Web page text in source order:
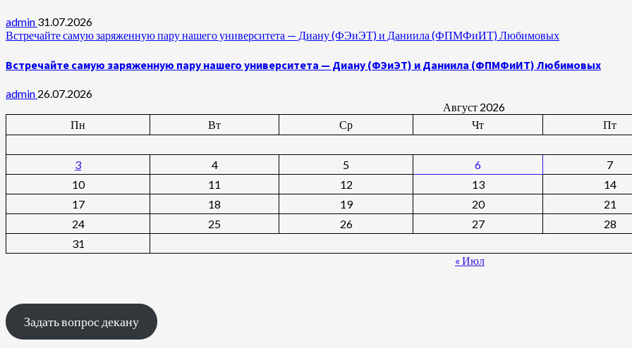
admin 31.07.2026
Встречайте самую заряженную пару нашего университета — Диану (ФЭиЭТ) и Даниила (ФПМФиИТ) Любимовых
Встречайте самую заряженную пару нашего университета — Диану (ФЭиЭТ) и Даниила (ФПМФиИТ) Любимовых
admin 26.07.2026
Август 2026
Пн
Вт Ср Чт Пт
3
4 5 6 7
10
11 12 13 14
17
18 19 20 21
24
25 26 27 28
31
« Июл
Задать вопрос декану